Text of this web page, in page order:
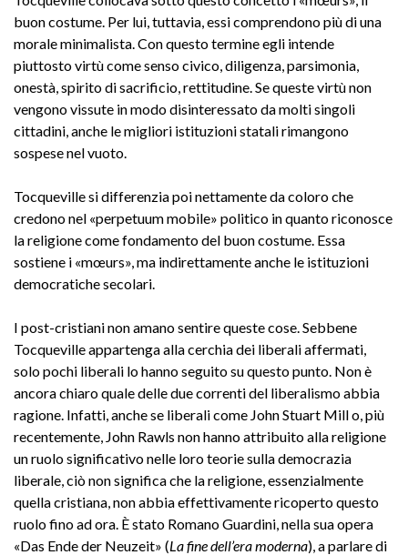
buon costume. Per lui, tuttavia, essi comprendono più di una
morale minimalista. Con questo termine egli intende
piuttosto virtù come senso civico, diligenza, parsimonia,
onestà, spirito di sacrificio, rettitudine. Se queste virtù non
vengono vissute in modo disinteressato da molti singoli
cittadini, anche le migliori istituzioni statali rimangono
sospese nel vuoto.
Tocqueville si differenzia poi nettamente da coloro che
credono nel «perpetuum mobile» politico in quanto riconosce
la religione come fondamento del buon costume. Essa
sostiene i «mœurs», ma indirettamente anche le istituzioni
democratiche secolari.
I post-cristiani non amano sentire queste cose. Sebbene
Tocqueville appartenga alla cerchia dei liberali affermati,
solo pochi liberali lo hanno seguito su questo punto. Non è
ancora chiaro quale delle due correnti del liberalismo abbia
ragione. Infatti, anche se liberali come John Stuart Mill o, più
recentemente, John Rawls non hanno attribuito alla religione
un ruolo significativo nelle loro teorie sulla democrazia
liberale, ciò non significa che la religione, essenzialmente
quella cristiana, non abbia effettivamente ricoperto questo
ruolo fino ad ora. È stato Romano Guardini, nella sua opera
«Das Ende der Neuzeit» (La fine dell’era moderna), a parlare di